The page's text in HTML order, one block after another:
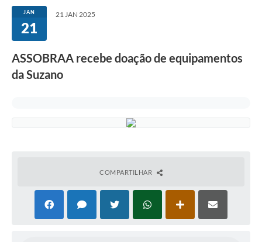
Transparência
Câmara Municipal
e-SIC
Portal da Privacidade
PNAB (Política Nacional Aldir Blanc)
JAN
21
21 JAN 2025
ASSOBRAA recebe doação de equipamentos
da Suzano
COMPARTILHAR